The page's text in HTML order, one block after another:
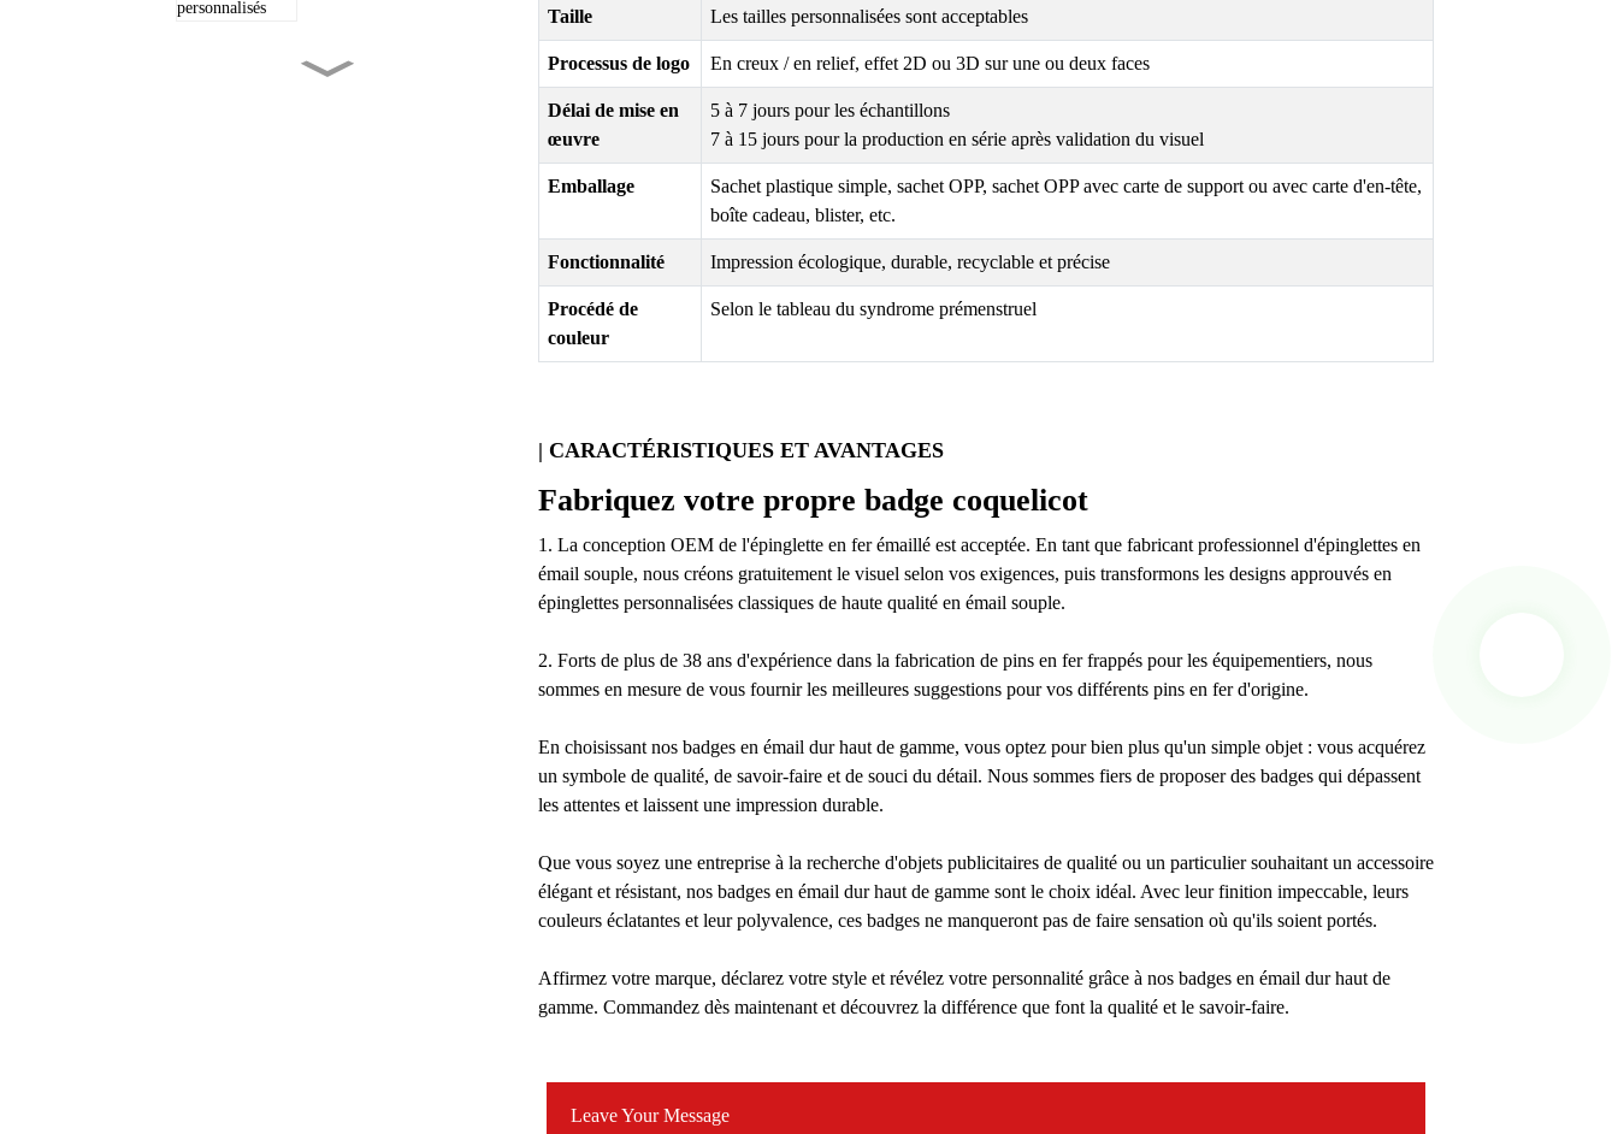
Taille Les tailles personnalisées sont acceptables
Processus de logo En creux / en relief, effet 2D ou 3D sur une ou deux faces
Délai de mise en
œuvre
5 à 7 jours pour les échantillons
7 à 15 jours pour la production en série après validation du visuel
Emballage
Sachet plastique simple, sachet OPP, sachet OPP avec carte de support ou avec carte d'en-tête,
boîte cadeau, blister, etc.
Fonctionnalité Impression écologique, durable, recyclable et précise
Procédé de
couleur
Selon le tableau du syndrome prémenstruel
| CARACTÉRISTIQUES ET AVANTAGES
Fabriquez votre propre badge coquelicot
1. La conception OEM de l'épinglette en fer émaillé est acceptée. En tant que fabricant professionnel d'épinglettes en
émail souple, nous créons gratuitement le visuel selon vos exigences, puis transformons les designs approuvés en
épinglettes personnalisées classiques de haute qualité en émail souple.
2. Forts de plus de 38 ans d'expérience dans la fabrication de pins en fer frappés pour les équipementiers, nous
sommes en mesure de vous fournir les meilleures suggestions pour vos différents pins en fer d'origine.
En choisissant nos badges en émail dur haut de gamme, vous optez pour bien plus qu'un simple objet : vous acquérez
un symbole de qualité, de savoir-faire et de souci du détail. Nous sommes fiers de proposer des badges qui dépassent
les attentes et laissent une impression durable.
Que vous soyez une entreprise à la recherche d'objets publicitaires de qualité ou un particulier souhaitant un accessoire
élégant et résistant, nos badges en émail dur haut de gamme sont le choix idéal. Avec leur finition impeccable, leurs
couleurs éclatantes et leur polyvalence, ces badges ne manqueront pas de faire sensation où qu'ils soient portés.
Affirmez votre marque, déclarez votre style et révélez votre personnalité grâce à nos badges en émail dur haut de
gamme. Commandez dès maintenant et découvrez la différence que font la qualité et le savoir-faire.
Leave Your Message